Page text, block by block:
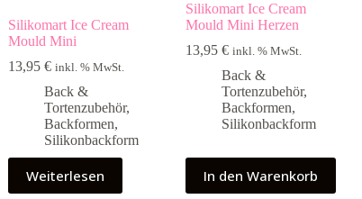
Silikomart Ice Cream
Mould Mini
13,95€ inkl. % MwSt.
Back &
Tortenzubehör,
Backformen,
Silikonbackform
Weiterlesen
Silikomart Ice Cream
Mould Mini Herzen
13,95€ inkl. % MwSt.
Back &
Tortenzubehör,
Backformen,
Silikonbackform
In den Warenkorb